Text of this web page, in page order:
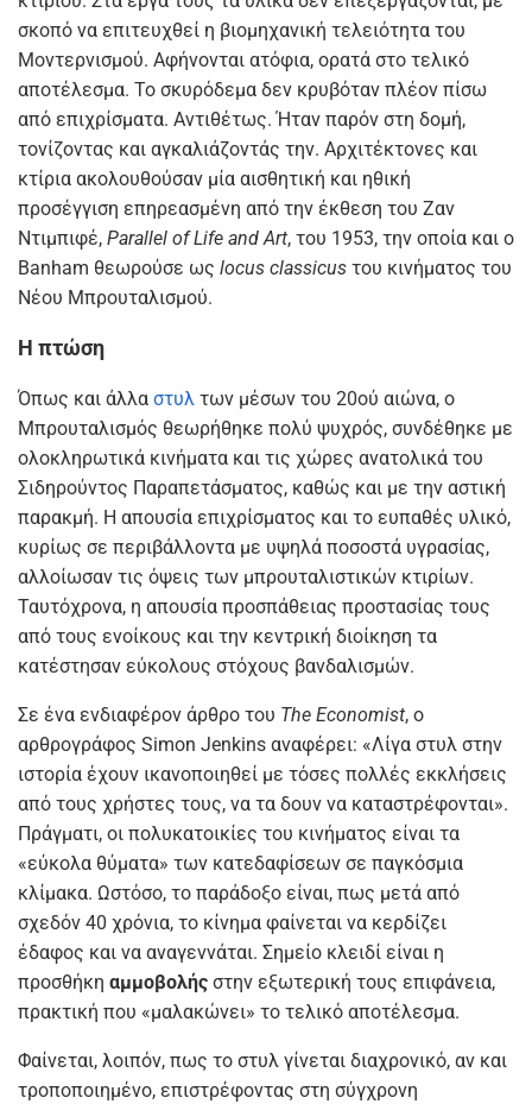
σκοπό να επιτευχθεί η βιομηχανική τελειότητα του
Μοντερνισμού. Αφήνονται ατόφια, ορατά στο τελικό
αποτέλεσμα. Το σκυρόδεμα δεν κρυβόταν πλέον πίσω
από επιχρίσματα. Αντιθέτως. Ήταν παρόν στη δομή,
τονίζοντας και αγκαλιάζοντάς την. Αρχιτέκτονες και
κτίρια ακολουθούσαν μία αισθητική και ηθική
προσέγγιση επηρεασμένη από την έκθεση του Ζαν
Ντιμπιφέ, Parallel of Life and Art, του 1953, την οποία και ο
Banham θεωρούσε ως locus classicus του κινήματος του
Νέου Μπρουταλισμού.
Η πτώση
Όπως και άλλα στυλ των μέσων του 20ού αιώνα, ο
Μπρουταλισμός θεωρήθηκε πολύ ψυχρός, συνδέθηκε με
ολοκληρωτικά κινήματα και τις χώρες ανατολικά του
Σιδηρούντος Παραπετάσματος, καθώς και με την αστική
παρακμή. Η απουσία επιχρίσματος και το ευπαθές υλικό,
κυρίως σε περιβάλλοντα με υψηλά ποσοστά υγρασίας,
αλλοίωσαν τις όψεις των μπρουταλιστικών κτιρίων.
Ταυτόχρονα, η απουσία προσπάθειας προστασίας τους
από τους ενοίκους και την κεντρική διοίκηση τα
κατέστησαν εύκολους στόχους βανδαλισμών.
Σε ένα ενδιαφέρον άρθρο του The Economist, ο
αρθρογράφος Simon Jenkins αναφέρει: «Λίγα στυλ στην
ιστορία έχουν ικανοποιηθεί με τόσες πολλές εκκλήσεις
από τους χρήστες τους, να τα δουν να καταστρέφονται».
Πράγματι, οι πολυκατοικίες του κινήματος είναι τα
«εύκολα θύματα» των κατεδαφίσεων σε παγκόσμια
κλίμακα. Ωστόσο, το παράδοξο είναι, πως μετά από
σχεδόν 40 χρόνια, το κίνημα φαίνεται να κερδίζει
έδαφος και να αναγεννάται. Σημείο κλειδί είναι η
προσθήκη αμμοβολής στην εξωτερική τους επιφάνεια,
πρακτική που «μαλακώνει» το τελικό αποτέλεσμα.
Φαίνεται, λοιπόν, πως το στυλ γίνεται διαχρονικό, αν και
τροποποιημένο, επιστρέφοντας στη σύγχρονη